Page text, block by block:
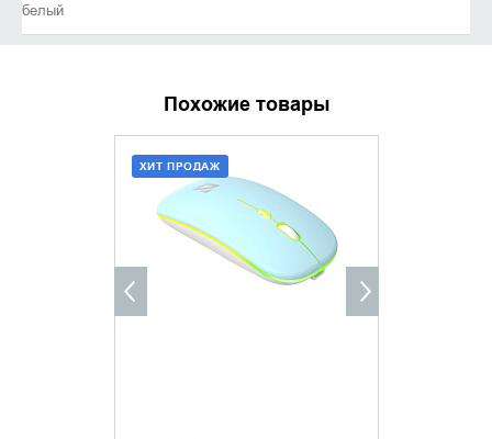
белый
Похожие товары
ХИТ ПРОДАЖ
ДОБАВИТЬ В КОРЗИНУ
КУПИТЬ В 1 КЛИК